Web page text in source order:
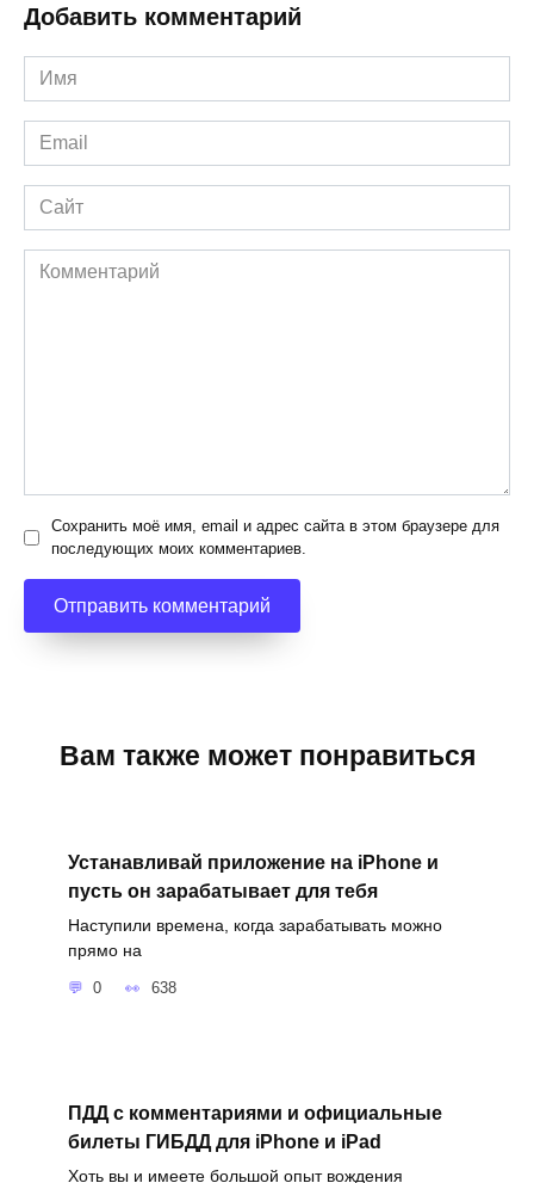
Добавить комментарий
Имя
*
Email
*
Сайт
Комментарий
Сохранить моё имя, email и адрес сайта в этом браузере для
последующих моих комментариев.
Вам также может понравиться
Устанавливай приложение на iPhone и
пусть он зарабатывает для тебя
Наступили времена, когда зарабатывать можно
прямо на
0 638
ПДД с комментариями и официальные
билеты ГИБДД для iPhone и iPad
Хоть вы и имеете большой опыт вождения